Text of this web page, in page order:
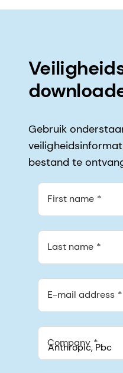
Gebruik
bestand te
First name
Last name
E-mail address
Company